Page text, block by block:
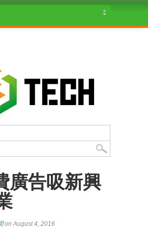
廣告吸新興
on August 4, 2016